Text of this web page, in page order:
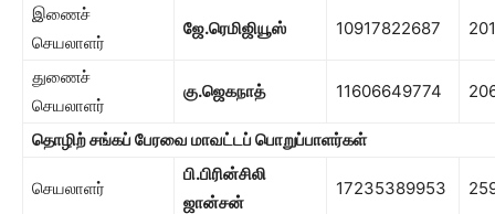
இணைச்
செயலாளர்
ஜே.ரெமிஜியூஸ் 10917822687 201
துணைச்
செயலாளர்
கு.ஜெகநாத் 11606649774
தொழிற் சங்கப் பேரவை மாவட்டப் பொறுப்பாளர்கள்
செயலாளர்
பி.பிரின்சிலி
ஜான்சன்
17235389953